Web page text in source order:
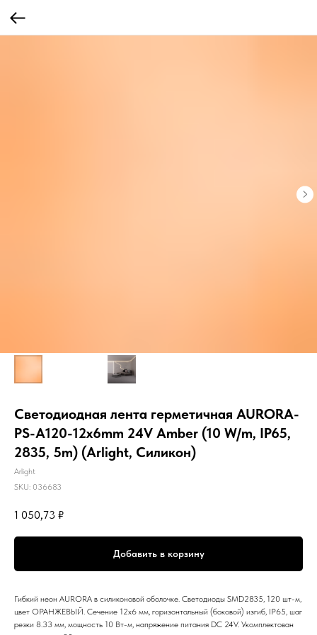
Светодиодная лента герметичная AURORA-
PS-A120-12x6mm 24V Amber (10 W/m, IP65,
2835, 5m) (Arlight, Силикон)
Arlight
SKU: 036683
1 050,73 ₽
Добавить в корзину
Гибкий неон AURORA в силиконовой оболочке. Светодиоды SMD2835, 120 шт-м,
цвет ОРАНЖЕВЫЙ. Сечение 12х6 мм, горизонтальный (боковой) изгиб, IP65, шаг
резки 8.33 мм, мощность 10 Вт-м, напряжение питания DC 24V. Укомплектован